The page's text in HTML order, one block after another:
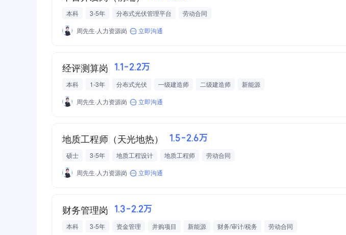
本科 3-5年 分布式光伏管理平台
劳动合同
周先生·人力资源岗
立即沟通
经评测算岗 1.1-2.2万
本科 1-3年 分布式光伏 一级建造师 二级建造师
新能源
周先生·人力资源岗
立即沟通
地质工程师（天光地热） 1.5-2.6万
硕士 3-5年 地质工程设计 地质工程师
劳动合同
周先生·人力资源岗
立即沟通
财务管理岗 1.3-2.2万
本科 3-5年 资金管理 并购项目 新能源 财务/审计/税务
劳动合同